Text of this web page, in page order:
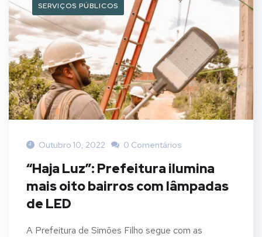
SERVIÇOS PÚBLICOS
Outubro 10, 2022 0 Comentários
“Haja Luz”: Prefeitura ilumina
mais oito bairros com lâmpadas
de LED
A Prefeitura de Simões Filho segue com as